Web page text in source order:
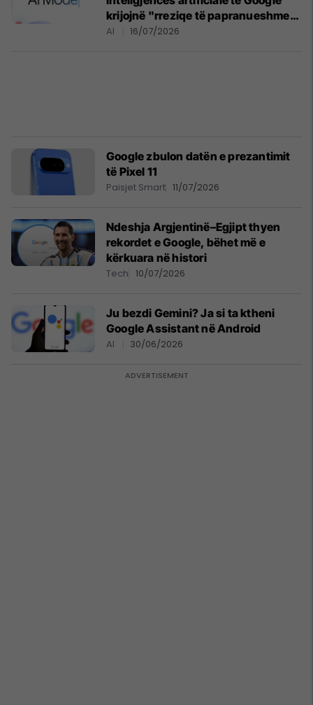
krijojnë "rreziqe të papranueshme"
për fëmijët
AI 16/07/2026
Google zbulon datën e prezantimit
të Pixel 11
Paisjet Smart 11/07/2026
Ndeshja Argjentinë–Egjipt thyen
rekordet e Google, bëhet më e
kërkuara në histori
Tech 10/07/2026
Ju bezdi Gemini? Ja si ta ktheni
Google Assistant në Android
AI 30/06/2026